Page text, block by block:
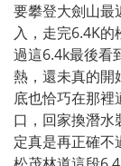
要攀登大劍山最
入，走完6.4K
過這6.4k最後看
熱，還未真的開
底也恰巧在那裡
口，回家換潛水
定真是再正確不